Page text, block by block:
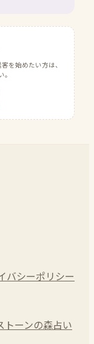
を始めたい方は、
バシーポリシー
トーンの森占い